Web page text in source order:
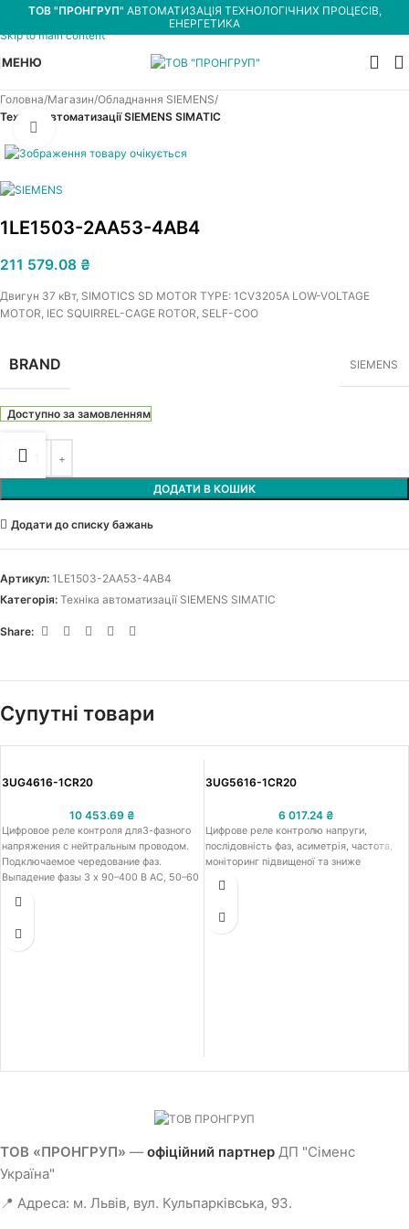
Skip to navigation
Skip to main content
ТОВ "ПРОНГРУП" АВТОМАТИЗАЦІЯ ТЕХНОЛОГІЧНИХ ПРОЦЕСІВ,
ЕНЕРГЕТИКА
МЕНЮ
Головна Магазин Обладнання SIEMENS
Техніка автоматизації SIEMENS SIMATIC
1LE1503-2AA53-4AB4
211 579.08 ₴
Двигун 37 кВт, SIMOTICS SD MOTOR TYPE: 1CV3205A LOW-VOLTAGE
MOTOR, IEC SQUIRREL-CAGE ROTOR, SELF-COO
BRAND SIEMENS
Доступно за замовленням
ДОДАТИ В КОШИК
Додати до списку бажань
Артикул: 1LE1503-2AA53-4AB4
Категорія: Техніка автоматизації SIEMENS SIMATIC
Share:
Супутні товари
3UG4616-1CR20
10 453.69 ₴
Цифровое реле контроля для3-фазного
напряжения с нейтральным проводом.
Подключаемое чередование фаз.
Выпадение фазы 3 x 90–400 В AC, 50–60
перенапряжение 90–400 В. Гистерезис 1–
Umin 1 Вт для Umax. Винтовой зажим.
3UG5616-1CR20
6 017.24 ₴
Цифрове реле контролю напруги,
послідовність фаз, асиметрія, частота,
моніторинг підвищеної та зниже
ТОВ «ПРОНГРУП» — офіційний партнер ДП "Сіменс
Україна"
📍 Адреса: м. Львів, вул. Кульпарківська, 93.